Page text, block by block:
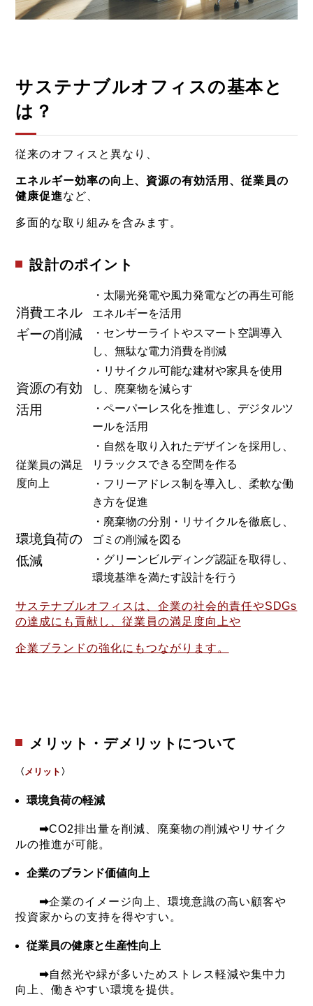
サステナブルオフィスの基本と
は？
従来のオフィスと異なり、
エネルギー効率の向上、資源の有効活用、従業員の
健康促進など、
多面的な取り組みを含みます。
設計のポイント
消費エネル
ギーの削減
・太陽光発電や風力発電などの再生可能
エネルギーを活用
・センサーライトやスマート空調導入
し、無駄な電力消費を削減
資源の有効
活用
・リサイクル可能な建材や家具を使用
し、廃棄物を減らす
・ペーパーレス化を推進し、デジタルツ
ールを活用
従業員の満足
度向上
・自然を取り入れたデザインを採用し、
リラックスできる空間を作る
・フリーアドレス制を導入し、柔軟な働
き方を促進
環境負荷の
低減
・廃棄物の分別・リサイクルを徹底し、
ゴミの削減を図る
・グリーンビルディング認証を取得し、
環境基準を満たす設計を行う
サステナブルオフィスは、企業の社会的責任やSDGs
の達成にも貢献し、従業員の満足度向上や
企業ブランドの強化にもつながります。
メリット・デメリットについて
〈 メリット 〉
環境負荷の軽減
➡CO2排出量を削減、廃棄物の削減やリサイク
ルの推進が可能。
企業のブランド価値向上
➡企業のイメージ向上、環境意識の高い顧客や
投資家からの支持を得やすい。
従業員の健康と生産性向上
➡自然光や緑が多いためストレス軽減や集中力
向上、働きやすい環境を提供。